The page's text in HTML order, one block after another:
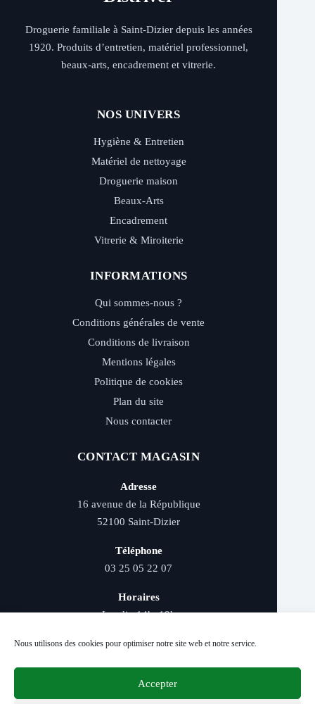
Nous utilisons des cookies pour optimiser notre site web et notre service.
Accepter
Droguerie familiale à Saint-Dizier depuis les années
1920. Produits d’entretien, matériel professionnel,
beaux-arts, encadrement et vitrerie.
NOS UNIVERS
Hygiène & Entretien
Matériel de nettoyage
Droguerie maison
Beaux-Arts
Encadrement
Vitrerie & Miroiterie
INFORMATIONS
Qui sommes-nous ?
Conditions générales de vente
Conditions de livraison
Mentions légales
Politique de cookies
Plan du site
Nous contacter
CONTACT MAGASIN
Adresse
16 avenue de la République
52100 Saint-Dizier
Téléphone
03 25 05 22 07
Horaires
Lundi : 14h–19h
Livraison rapide - Retrait magasin - Paiement